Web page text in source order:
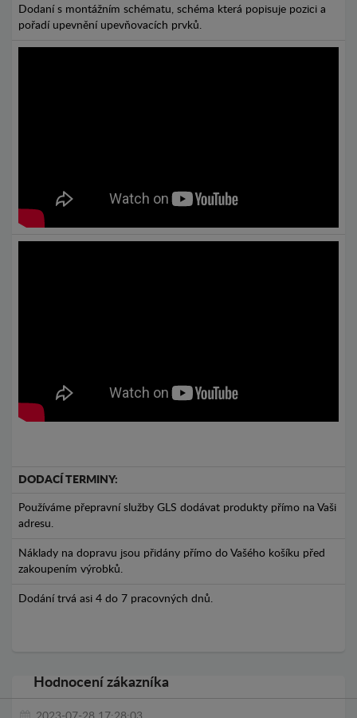
Dodaní s montážním schématu, schéma která popisuje pozici a
pořadí upevnění upevňovacích prvků.
DODACÍ TERMINY:
Používáme přepravní služby GLS dodávat produkty přímo na Vaši
adresu.
Náklady na dopravu jsou přidány přímo do Vašého košíku před
zakoupením výrobků.
Dodání trvá asi 4 do 7 pracovných dnů.
Hodnocení zákazníka